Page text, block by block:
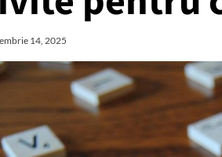
14, 2025